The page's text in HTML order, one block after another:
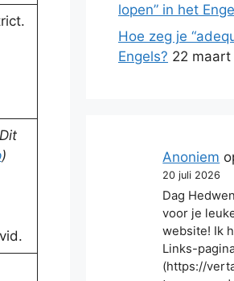
)
lopen” in het
Hoe zeg je
Engels? 22
Anoniem
20 juli 2026
Dag
voor je
website! Ik
Links-
(https://